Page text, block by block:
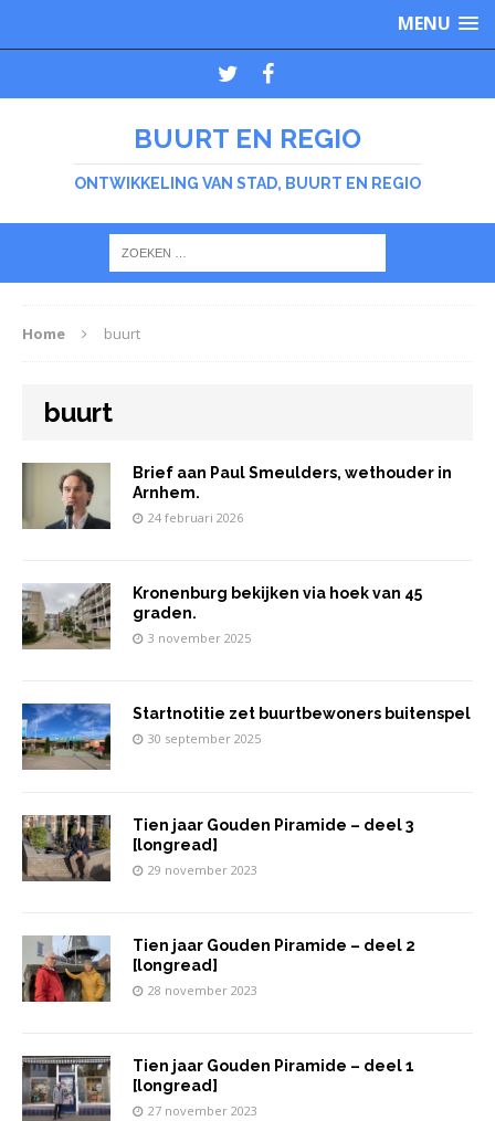
MENU
BUURT EN REGIO
ONTWIKKELING VAN STAD, BUURT EN REGIO
Home buurt
buurt
Brief aan Paul Smeulders, wethouder in
Arnhem.
24 februari 2026
Kronenburg bekijken via hoek van 45
graden.
3 november 2025
Startnotitie zet buurtbewoners buitenspel
30 september 2025
Tien jaar Gouden Piramide – deel 3
[longread]
29 november 2023
Tien jaar Gouden Piramide – deel 2
[longread]
28 november 2023
Tien jaar Gouden Piramide – deel 1
[longread]
27 november 2023